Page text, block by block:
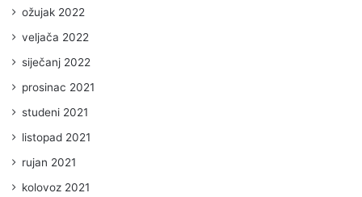
ožujak 2022
veljača 2022
siječanj 2022
prosinac 2021
studeni 2021
listopad 2021
rujan 2021
kolovoz 2021